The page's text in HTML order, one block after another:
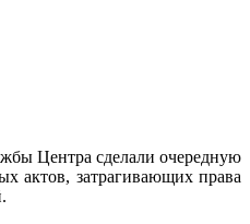
Центра сделали очередную
актов, затрагивающих права